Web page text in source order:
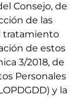
Consejo, de
de las
tratamiento
de estos
3/2018, de
Personales
y la